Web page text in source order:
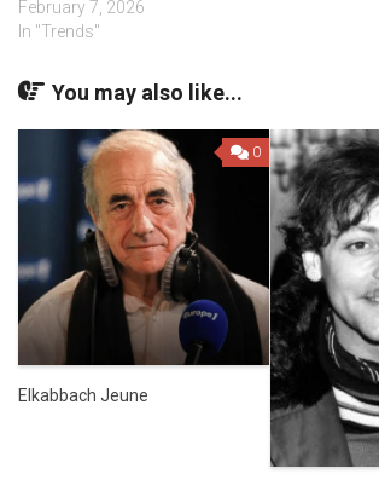
February 7, 2026
In "Trends"
You may also like...
0
Elkabbach Jeune